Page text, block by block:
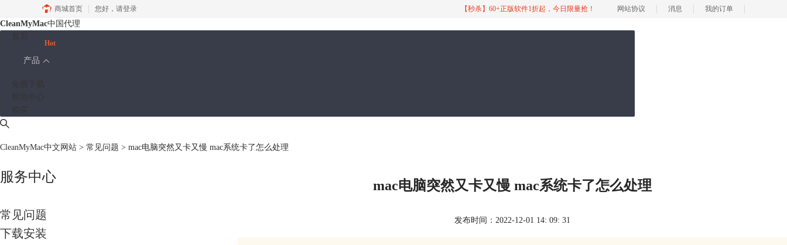
商城首页 您好， 请登录 【秒杀】60+正版软件1折起，今日限量抢！ 网站协议 消息 我的订单
CleanMyMac中国代理
产品
Hot
CleanMyMac中文网站 > 常见问题 > mac电脑突然又卡又慢 mac系统卡了怎么处理
服务中心
常见问题
下载安装
mac电脑突然又卡又慢 mac系统卡了怎么处理
发布时间：2022-12-01 14: 09: 31